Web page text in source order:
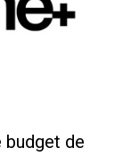
budget de